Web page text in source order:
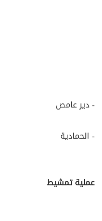
- دير عامص
- الحمادية
عملية تمشيط